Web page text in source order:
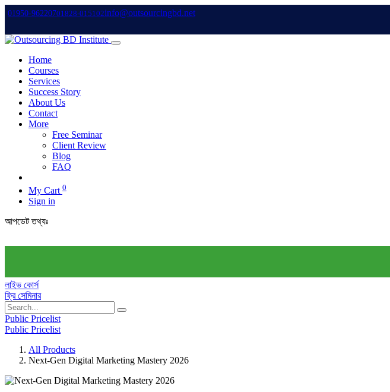
01950-96220701828-015102info@outsourcingbd.net
Home
Courses
Services
Success Story
About Us
Contact
More
Free Seminar
Client Review
Blog
FAQ
My Cart 0
Sign in
আপডেট তথ্যঃ
লাইভ কোর্স
ফ্রি সেমিনার
Public Pricelist
Public Pricelist
All Products
Next-Gen Digital Marketing Mastery 2026